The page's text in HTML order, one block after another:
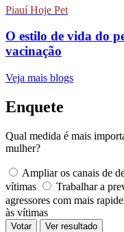
Piauí Hoje Pet
O estilo de vida do
vacinação
Veja mais blogs
Enquete
Qual medida é mais
mulher?
Ampliar os canais de
vítimas
Trabalhar a
agressores com mais
às vítimas
Votar Ver resultado